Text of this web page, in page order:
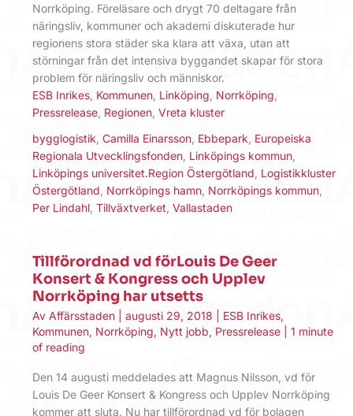
Norrköping. Föreläsare och drygt 70 deltagare från
näringsliv, kommuner och akademi diskuterade hur
regionens stora städer ska klara att växa, utan att
störningar från det intensiva byggandet skapar för stora
problem för näringsliv och människor.
ESB Inrikes Kommunen Linköping Norrköping
Pressrelease Regionen Vreta kluster
bygglogistik Camilla Einarsson Ebbepark Europeiska
Regionala Utvecklingsfonden Linköpings kommun
Linköpings universitet.Region Östergötland Logistikkluster
Östergötland Norrköpings hamn Norrköpings kommun
Per Lindahl Tillväxtverket Vallastaden
Tillförordnad vd förLouis De Geer
Konsert & Kongress och Upplev
Norrköping har utsetts
Av Affärsstaden augusti 29, 2018 ESB Inrikes,
Kommunen, Norrköping, Nytt jobb, Pressrelease
1 minute
of reading
Den 14 augusti meddelades att Magnus Nilsson, vd för
Louis De Geer Konsert & Kongress och Upplev Norrköping
kommer att sluta. Nu har tillförordnad vd för bolagen